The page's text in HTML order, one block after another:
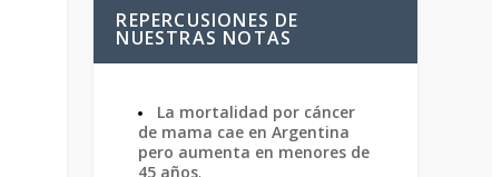
REPERCUSIONES DE
NUESTRAS NOTAS
La mortalidad por cáncer
de mama cae en Argentina
pero aumenta en menores de
45 años.